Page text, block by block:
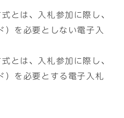
とは、入札参加に際し、
）を必要としない電子入
とは、入札参加に際し、
）を必要とする電子入札